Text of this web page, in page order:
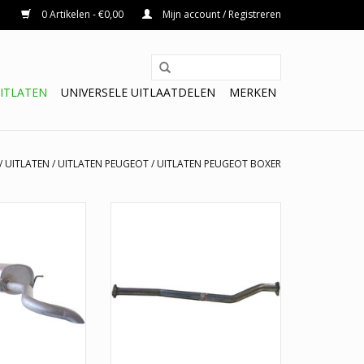
0 Artikelen - €0,00 Mijn account / Registreren
UNIVERSELE UITLAATDELEN MERKEN
/ UITLATEN / UITLATEN PEUGEOT/ UITLATEN PEUGEOT BOXER
WINKELWAGEN